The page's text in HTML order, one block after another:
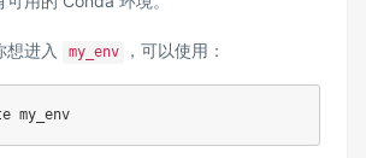
想进入 my_env ，可以使用：
my_env